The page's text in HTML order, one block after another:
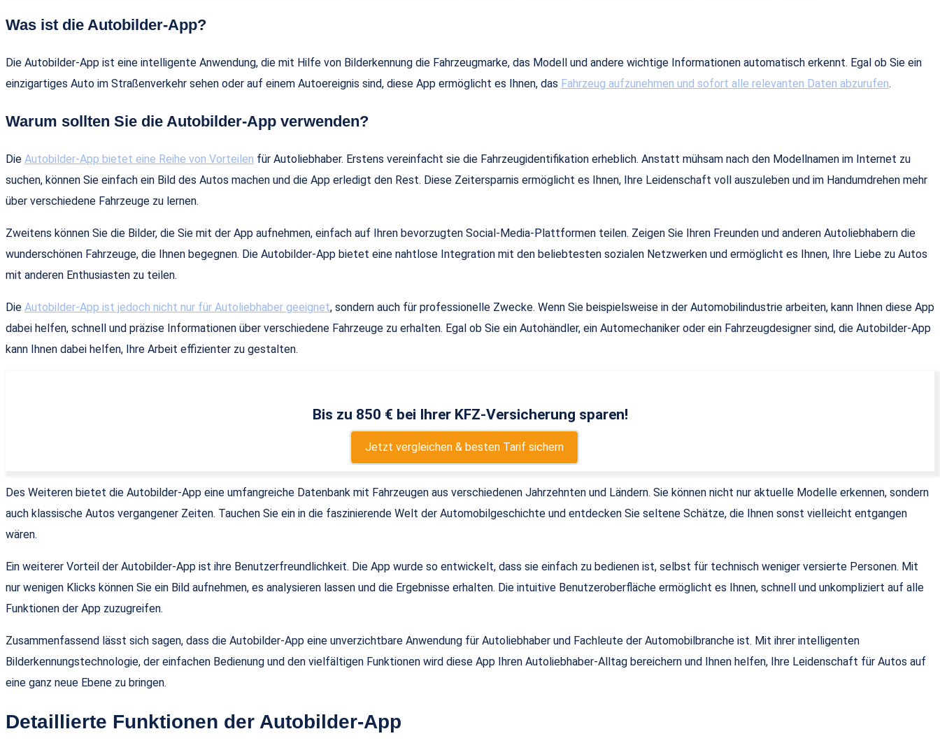
Was ist die Autobilder-App?
Die Autobilder-App ist eine intelligente Anwendung, die mit Hilfe von Bilderkennung die Fahrzeugmarke, das Modell und andere wichtige Informationen automatisch erkennt. Egal ob Sie ein
einzigartiges Auto im Straßenverkehr sehen oder auf einem Autoereignis sind, diese App ermöglicht es Ihnen, das Fahrzeug aufzunehmen und sofort alle relevanten Daten abzurufen.
Warum sollten Sie die Autobilder-App verwenden?
Die Autobilder-App bietet eine Reihe von Vorteilen für Autoliebhaber. Erstens vereinfacht sie die Fahrzeugidentifikation erheblich. Anstatt mühsam nach den Modellnamen im Internet zu
suchen, können Sie einfach ein Bild des Autos machen und die App erledigt den Rest. Diese Zeitersparnis ermöglicht es Ihnen, Ihre Leidenschaft voll auszuleben und im Handumdrehen mehr
über verschiedene Fahrzeuge zu lernen.
Zweitens können Sie die Bilder, die Sie mit der App aufnehmen, einfach auf Ihren bevorzugten Social-Media-Plattformen teilen. Zeigen Sie Ihren Freunden und anderen Autoliebhabern die
wunderschönen Fahrzeuge, die Ihnen begegnen. Die Autobilder-App bietet eine nahtlose Integration mit den beliebtesten sozialen Netzwerken und ermöglicht es Ihnen, Ihre Liebe zu Autos
mit anderen Enthusiasten zu teilen.
Die Autobilder-App ist jedoch nicht nur für Autoliebhaber geeignet, sondern auch für professionelle Zwecke. Wenn Sie beispielsweise in der Automobilindustrie arbeiten, kann Ihnen diese App
dabei helfen, schnell und präzise Informationen über verschiedene Fahrzeuge zu erhalten. Egal ob Sie ein Autohändler, ein Automechaniker oder ein Fahrzeugdesigner sind, die Autobilder-App
kann Ihnen dabei helfen, Ihre Arbeit effizienter zu gestalten.
Bis zu 850 € bei Ihrer KFZ-Versicherung sparen!
Jetzt vergleichen & besten Tarif sichern
Des Weiteren bietet die Autobilder-App eine umfangreiche Datenbank mit Fahrzeugen aus verschiedenen Jahrzehnten und Ländern. Sie können nicht nur aktuelle Modelle erkennen, sondern
auch klassische Autos vergangener Zeiten. Tauchen Sie ein in die faszinierende Welt der Automobilgeschichte und entdecken Sie seltene Schätze, die Ihnen sonst vielleicht entgangen
wären.
Ein weiterer Vorteil der Autobilder-App ist ihre Benutzerfreundlichkeit. Die App wurde so entwickelt, dass sie einfach zu bedienen ist, selbst für technisch weniger versierte Personen. Mit
nur wenigen Klicks können Sie ein Bild aufnehmen, es analysieren lassen und die Ergebnisse erhalten. Die intuitive Benutzeroberfläche ermöglicht es Ihnen, schnell und unkompliziert auf alle
Funktionen der App zuzugreifen.
Zusammenfassend lässt sich sagen, dass die Autobilder-App eine unverzichtbare Anwendung für Autoliebhaber und Fachleute der Automobilbranche ist. Mit ihrer intelligenten
Bilderkennungstechnologie, der einfachen Bedienung und den vielfältigen Funktionen wird diese App Ihren Autoliebhaber-Alltag bereichern und Ihnen helfen, Ihre Leidenschaft für Autos auf
eine ganz neue Ebene zu bringen.
Detaillierte Funktionen der Autobilder-App